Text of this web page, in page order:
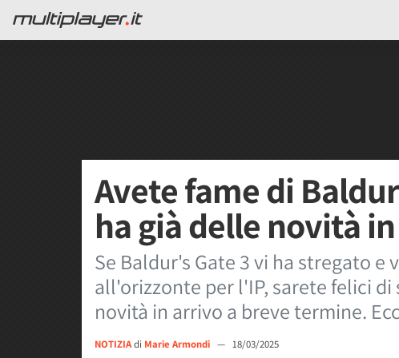
Avete fame di
ha già delle novità
Se Baldur's Gate 3 vi ha stregato e
all'orizzonte per l'IP, sarete felici
novità in arrivo a breve termine.
NOTIZIAdi Marie Armondi — 18/03/2025